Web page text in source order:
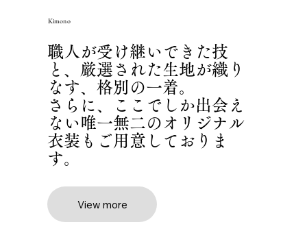
Kimono
職人が受け継いできた技
と、厳選された生地が織り
なす、格別の一着。
さらに、ここでしか出会え
ない唯一無二のオリジナル
衣装もご用意しておりま
す。
View more